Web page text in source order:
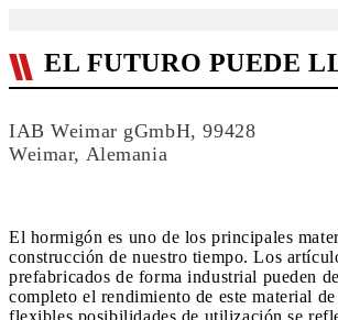
EL FUTURO PUEDE
IAB Weimar gGmbH, 99428
Weimar, Alemania
El hormigón es uno de los principales
construcción de nuestro tiempo. Los
prefabricados de forma industrial pueden
completo el rendimiento de este material
flexibles posibilidades de utilización se